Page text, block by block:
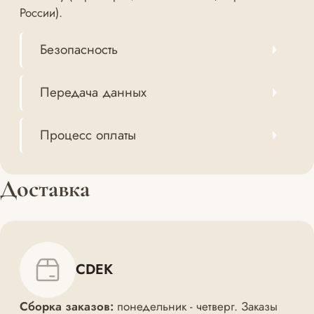
России).
Безопасность
Передача данных
Процесс оплаты
Доставка
CDEK
Сборка заказов: понедельник - четверг. Заказы